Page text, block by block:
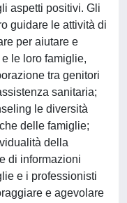
aspetti positivi. Gli
guidare le attività di
per aiutare e
le loro famiglie,
tra genitori
sanitaria;
le diversità
delle famiglie;
della
di informazioni
e i professionisti
e agevolare